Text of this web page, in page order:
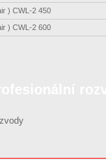
) CWL-2 450
) CWL-2 600